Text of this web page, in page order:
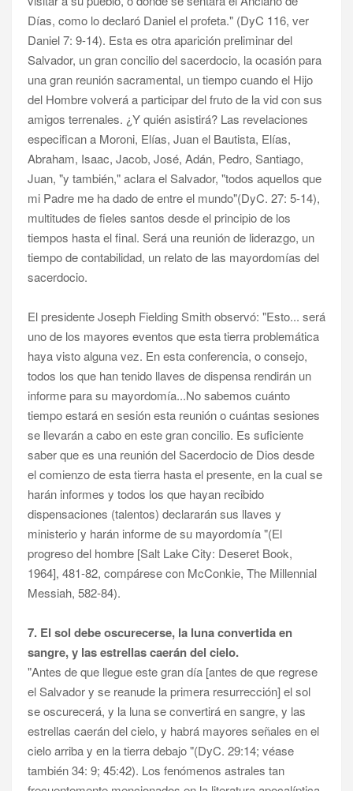
Días, como lo declaró Daniel el profeta." (DyC 116, ver
Daniel 7: 9-14). Esta es otra aparición preliminar del
Salvador, un gran concilio del sacerdocio, la ocasión para
una gran reunión sacramental, un tiempo cuando el Hijo
del Hombre volverá a participar del fruto de la vid con sus
amigos terrenales. ¿Y quién asistirá? Las revelaciones
especifican a Moroni, Elías, Juan el Bautista, Elías,
Abraham, Isaac, Jacob, José, Adán, Pedro, Santiago,
Juan, "y también," aclara el Salvador, "todos aquellos que
mi Padre me ha dado de entre el mundo"(DyC. 27: 5-14),
multitudes de fieles santos desde el principio de los
tiempos hasta el final. Será una reunión de liderazgo, un
tiempo de contabilidad, un relato de las mayordomías del
sacerdocio.
El presidente Joseph Fielding Smith observó: "Esto... será
uno de los mayores eventos que esta tierra problemática
haya visto alguna vez. En esta conferencia, o consejo,
todos los que han tenido llaves de dispensa rendirán un
informe para su mayordomía...No sabemos cuánto
tiempo estará en sesión esta reunión o cuántas sesiones
se llevarán a cabo en este gran concilio. Es suficiente
saber que es una reunión del Sacerdocio de Dios desde
el comienzo de esta tierra hasta el presente, en la cual se
harán informes y todos los que hayan recibido
dispensaciones (talentos) declararán sus llaves y
ministerio y harán informe de su mayordomía "(El
progreso del hombre [Salt Lake City: Deseret Book,
1964], 481-82, compárese con McConkie, The Millennial
Messiah, 582-84).
7. El sol debe oscurecerse, la luna convertida en
sangre, y las estrellas caerán del cielo.
"Antes de que llegue este gran día [antes de que regrese
el Salvador y se reanude la primera resurrección] el sol
se oscurecerá, y la luna se convertirá en sangre, y las
estrellas caerán del cielo, y habrá mayores señales en el
cielo arriba y en la tierra debajo "(DyC. 29:14; véase
también 34: 9; 45:42). Los fenómenos astrales tan